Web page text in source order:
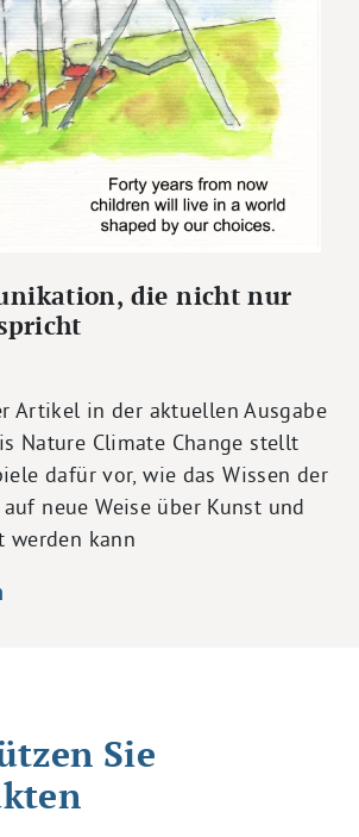
die nicht nur
Artikel in der aktuellen Ausgabe
Nature Climate Change stellt
dafür vor, wie das Wissen der
neue Weise über Kunst und
kann
Sie